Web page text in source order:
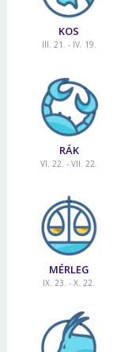
KOS
III. 21. - IV. 19.
RÁK
VI. 22. - VII. 22.
MÉRLEG
IX. 23. - X. 22.